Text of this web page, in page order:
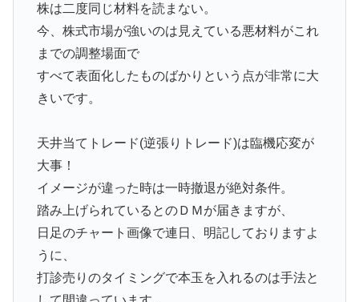
株は二度同じ材料を読まない。
今、株式市場が強いのは見えている悪材料がこれ
までの調整場面で
すべて表面化したものばかりという点が非常に大
きいです。
天井当てトレード(逆張りトレード)は臨機応変が
大事！
イメージが違った時は一時撤退が絶対条件。
踏み上げられているとのＤＭが届きますが、
日足のチャート画像で連日、明記しておりますよ
うに、
打診売りのタイミングで本玉を入れるのは手法と